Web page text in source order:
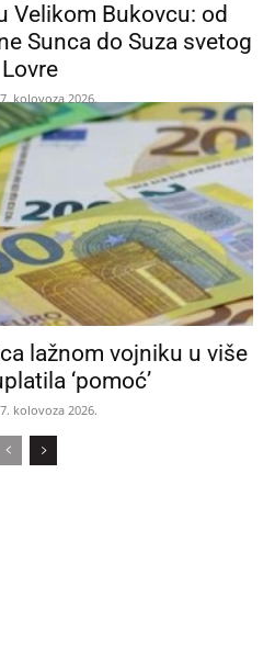
Velikom Bukovcu: od
Sunca do Suza svetog
Lovre
kolovoza 2026.
lažnom vojniku u više
‘pomoć’
kolovoza 2026.